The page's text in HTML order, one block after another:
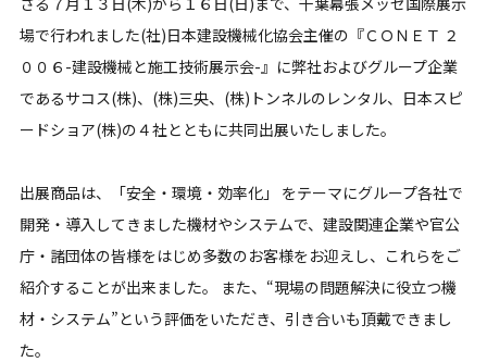
場で行われました(社)日本建設機械化協会主催の『ＣＯＮＥＴ ２
００６-建設機械と施工技術展示会-』に弊社およびグループ企業
であるサコス(株)、(株)三央、(株)トンネルのレンタル、日本スピ
ードショア(株)の４社とともに共同出展いたしました。
出展商品は、「安全・環境・効率化」 をテーマにグループ各社で
開発・導入してきました機材やシステムで、建設関連企業や官公
庁・諸団体の皆様をはじめ多数のお客様をお迎えし、これらをご
紹介することが出来ました。 また、 “現場の問題解決に役立つ機
材・システム”という評価をいただき、引き合いも頂戴できまし
た。